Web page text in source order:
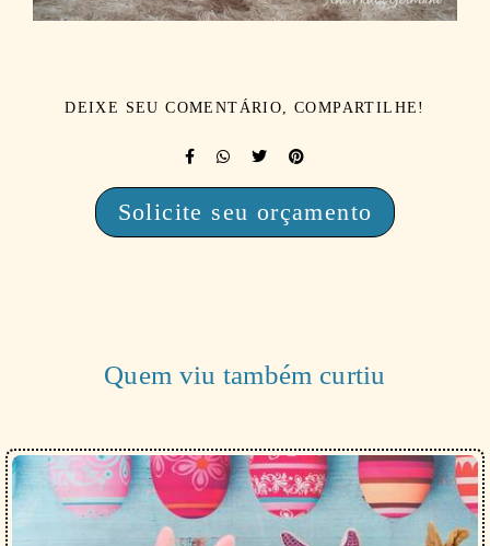
DEIXE SEU COMENTÁRIO, COMPARTILHE!
Solicite seu orçamento
Quem viu também curtiu